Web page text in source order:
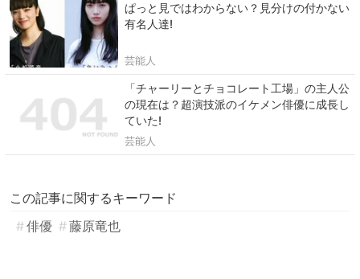
ぱっと見ではわからない？見分けの付かない
有名人達!
芸能人
「チャーリーとチョコレート工場」の主人公
の現在は？超演技派のイケメン俳優に成長し
ていた!
芸能人
この記事に関するキーワード
俳優
藤原竜也